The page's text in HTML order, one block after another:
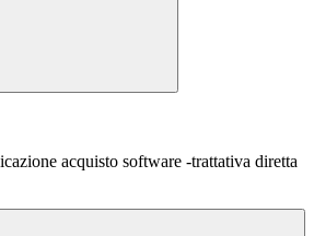
acquisto software -trattativa diretta